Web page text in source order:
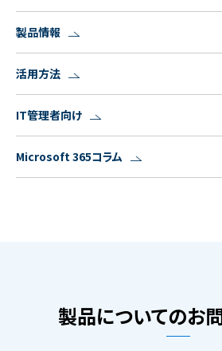
製品情報
活用方法
IT管理者向け
Microsoft 365コラム
製品についてのお